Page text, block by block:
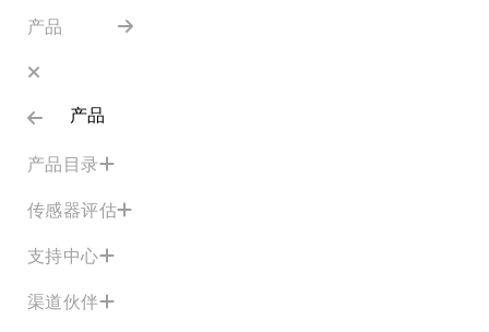
产品
产品
产品目录
传感器评估
支持中心
渠道伙伴